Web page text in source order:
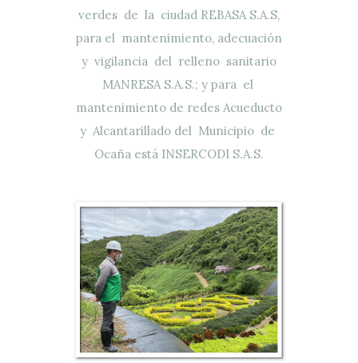
verdes de la ciudad REBASA S.A.S,
para el mantenimiento, adecuación
y vigilancia del relleno sanitario
MANRESA S.A.S.; y para el
mantenimiento de redes Acueducto
y Alcantarillado del Municipio de
Ocaña está INSERCODI S.A.S.